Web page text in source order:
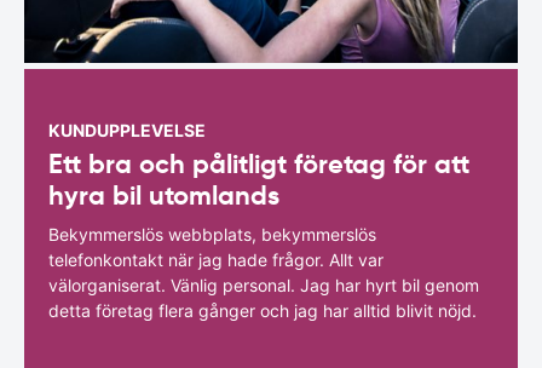
KUNDUPPLEVELSE
Ett bra och pålitligt företag för att
hyra bil utomlands
Bekymmerslös webbplats, bekymmerslös
telefonkontakt när jag hade frågor. Allt var
välorganiserat. Vänlig personal. Jag har hyrt bil genom
detta företag flera gånger och jag har alltid blivit nöjd.